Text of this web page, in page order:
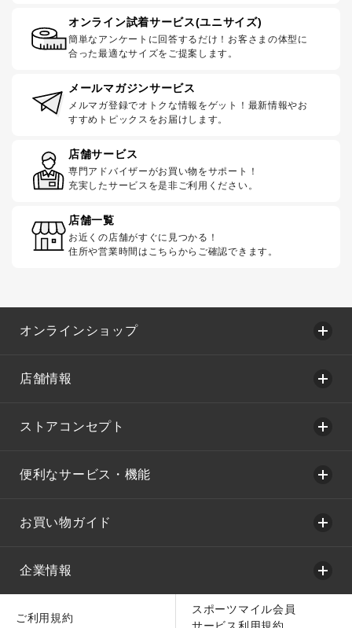
オンライン試着サービス(ユニサイズ)
簡単なアンケートに回答するだけ！お客さまの体型に
合った最適なサイズをご提案します。
メールマガジンサービス
メルマガ登録でオトクな情報をゲット！最新情報やお
すすめトピックスをお届けします。
店舗サービス
専門アドバイザーがお買い物をサポート！
充実したサービスを是非ご利用ください。
店舗一覧
お近くの店舗がすぐに見つかる！
住所や営業時間はこちらからご確認できます。
オンラインショップ
店舗情報
ストアコンセプト
便利なサービス・機能
お買い物ガイド
企業情報
ご利用規約
スポーツマイル会員